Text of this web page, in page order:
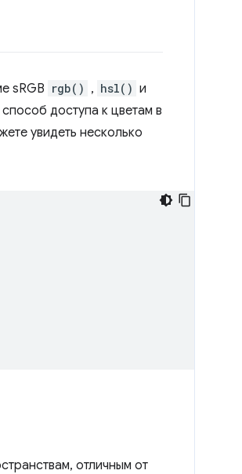
sRGB rgb() , hsl() и
доступа к цветам в
увидеть несколько
отличным от